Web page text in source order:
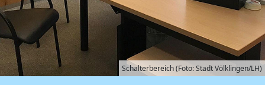
Schalterbereich (Foto: Stadt Völklingen/LH)